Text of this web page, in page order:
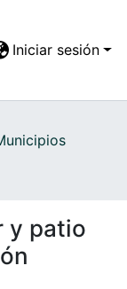
Iniciar sesión
y patio